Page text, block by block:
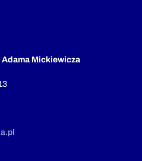
Adama Mickiewicza